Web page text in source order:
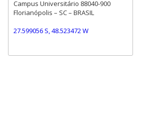
Campus Universitário 88040-900
Florianópolis – SC – BRASIL
27.599056 S, 48.523472 W